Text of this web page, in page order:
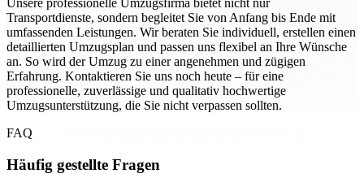
Unsere professionelle Umzugsfirma bietet nicht nur
Transportdienste, sondern begleitet Sie von Anfang bis Ende mit
umfassenden Leistungen. Wir beraten Sie individuell, erstellen einen
detaillierten Umzugsplan und passen uns flexibel an Ihre Wünsche
an. So wird der Umzug zu einer angenehmen und zügigen
Erfahrung. Kontaktieren Sie uns noch heute – für eine
professionelle, zuverlässige und qualitativ hochwertige
Umzugsunterstützung, die Sie nicht verpassen sollten.
FAQ
Häufig gestellte Fragen